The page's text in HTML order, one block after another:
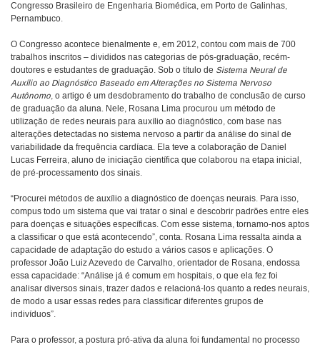
Congresso Brasileiro de Engenharia Biomédica, em Porto de Galinhas,
Pernambuco.
O Congresso acontece bienalmente e, em 2012, contou com mais de 700
trabalhos inscritos – divididos nas categorias de pós-graduação, recém-
doutores e estudantes de graduação. Sob o título de Sistema Neural de
Auxílio ao Diagnóstico Baseado em Alterações no Sistema Nervoso
Autônomo, o artigo é um desdobramento do trabalho de conclusão de curso
de graduação da aluna. Nele, Rosana Lima procurou um método de
utilização de redes neurais para auxílio ao diagnóstico, com base nas
alterações detectadas no sistema nervoso a partir da análise do sinal de
variabilidade da frequência cardíaca. Ela teve a colaboração de Daniel
Lucas Ferreira, aluno de iniciação científica que colaborou na etapa inicial,
de pré-processamento dos sinais.
“Procurei métodos de auxílio a diagnóstico de doenças neurais. Para isso,
compus todo um sistema que vai tratar o sinal e descobrir padrões entre eles
para doenças e situações específicas. Com esse sistema, tornamo-nos aptos
a classificar o que está acontecendo”, conta. Rosana Lima ressalta ainda a
capacidade de adaptação do estudo a vários casos e aplicações. O
professor João Luiz Azevedo de Carvalho, orientador de Rosana, endossa
essa capacidade: “Análise já é comum em hospitais, o que ela fez foi
analisar diversos sinais, trazer dados e relacioná-los quanto a redes neurais,
de modo a usar essas redes para classificar diferentes grupos de
indivíduos”.
Para o professor, a postura pró-ativa da aluna foi fundamental no processo